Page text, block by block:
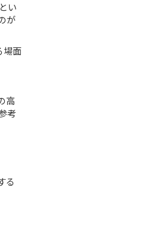
い
が
場面
高
考
る